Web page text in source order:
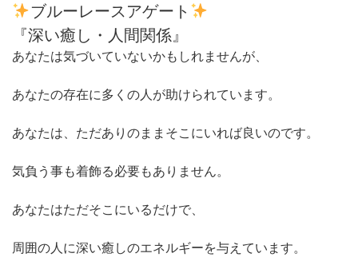
ブルーレースアゲート
『深い癒し・人間関係』
あなたは気づいていないかもしれませんが、
あなたの存在に多くの人が助けられています。
あなたは、ただありのままそこにいれば良いのです。
気負う事も着飾る必要もありません。
あなたはただそこにいるだけで、
周囲の人に深い癒しのエネルギーを与えています。